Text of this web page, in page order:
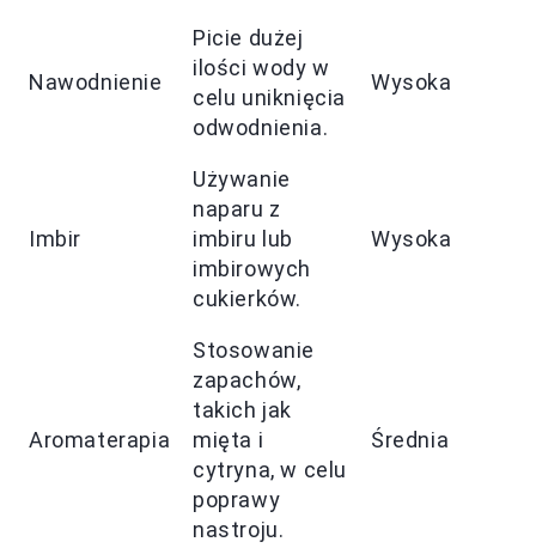
Nawodnienie
Picie dużej
ilości wody w
celu uniknięcia
odwodnienia.
Wysoka
Imbir
Używanie
naparu z
imbiru lub
imbirowych
cukierków.
Wysoka
Aromaterapia
Stosowanie
zapachów,
takich jak
mięta i
cytryna, w celu
poprawy
nastroju.
Średnia